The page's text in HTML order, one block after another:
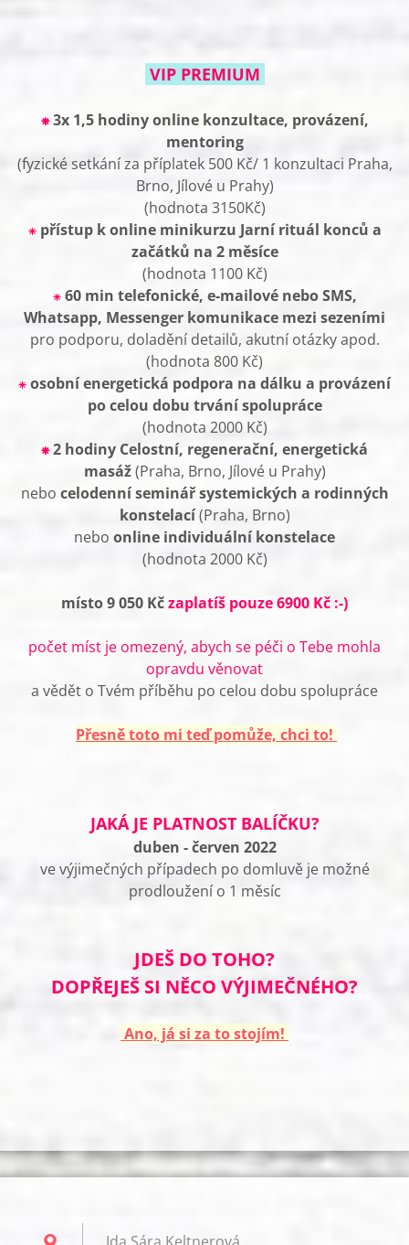
VIP PREMIUM
⁕ 3x 1,5 hodiny online konzultace, provázení,
mentoring
(fyzické setkání za příplatek 500 Kč/ 1 konzultaci Praha,
Brno, Jílové u Prahy)
(hodnota 3150Kč)
⁕ přístup k online minikurzu Jarní rituál konců a
začátků na 2 měsíce
(hodnota 1100 Kč)
⁕ 60 min telefonické, e-mailové nebo SMS,
Whatsapp, Messenger komunikace mezi sezeními
pro podporu, doladění detailů, akutní otázky apod.
(hodnota 800 Kč)
⁕osobní energetická podpora na dálku a provázení
po celou dobu trvání spolupráce
(hodnota 2000 Kč)
⁕2 hodiny Celostní, regenerační, energetická
masáž(Praha, Brno, Jílové u Prahy)
nebo celodenní seminář systemických a rodinných
konstelací(Praha, Brno)
nebo online individuální konstelace
(hodnota 2000 Kč)
místo 9 050 Kčzaplatíš pouze 6900 Kč :-)
počet míst je omezený, abych se péči o Tebe mohla
opravdu věnovat
a vědět o Tvém příběhu po celou dobu spolupráce
Přesně toto mi teď pomůže, chci to!
JAKÁ JE PLATNOST BALÍČKU?
duben - červen 2022
ve výjimečných případech po domluvě je možné
prodloužení o 1 měsíc
JDEŠ DO TOHO?
DOPŘEJEŠ SI NĚCO VÝJIMEČNÉHO?
Ano, já si za to stojím!